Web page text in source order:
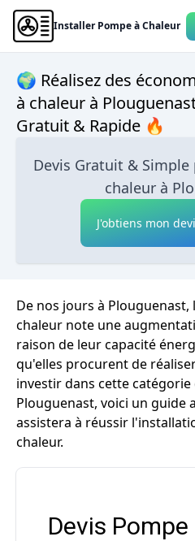
Installer Pompe à Chaleur
🌍 Réalisez des
à chaleur à
Gratuit & Rapide 🔥
Devis Gratuit &
chaleur à
J'obtiens mon
De nos jours à
chaleur note une
raison de leur capacité
qu'elles procurent de
investir dans cette
Plouguenast, voici un guide
assistera à réussir
chaleur.
Devis